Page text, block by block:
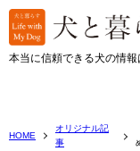
本当に信頼できる犬の情
HOME
オリジナル記
事